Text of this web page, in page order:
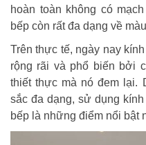
hoàn toàn không có
bếp còn rất đa dạng về
Trên thực tế, ngày nay
rộng rãi và phổ biến bởi
thiết thực mà nó đem lại.
sắc đa dạng, sử dụng
bếp là những điểm nổi bật